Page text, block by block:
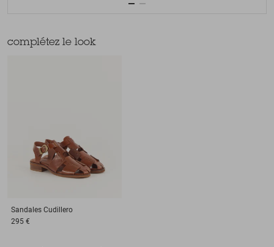
complétez le look
Sandales Cudillero
295 €